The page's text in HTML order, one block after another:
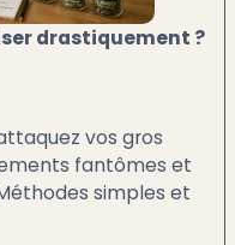
drastiquement ?
vos gros
fantômes et
simples et